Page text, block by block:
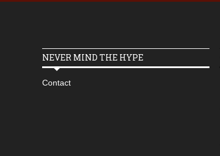
NEVER MIND THE HYPE
Contact